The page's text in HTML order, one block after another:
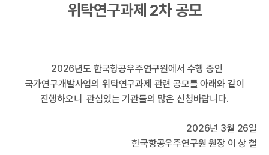
I
위탁연구과제 2차 공모
2026년도 한국항공우주연구원에서 수행 중인
국가연구개발사업의 위탁연구과제 관련 공모를 아래와 같이
진행하오니 관심있는 기관들의 많은 신청바랍니다.
2026년 3월 26일
한국항공우주연구원 원장 이 상 철